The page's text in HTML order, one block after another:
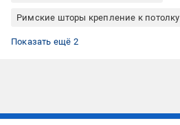
Римские шторы крепление к потолку
Римские шторы крепление к стене
Римские шторы Rollotex
Показать ещё 2